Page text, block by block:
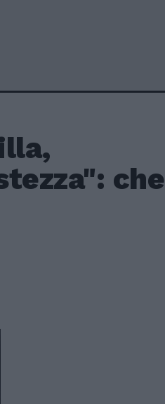
che